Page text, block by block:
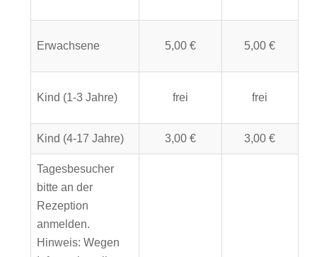
Erwachsene 5,00 € 5,00 €
Kind (1-3 Jahre) frei frei
Kind (4-17 Jahre) 3,00 € 3,00 €
Tagesbesucher
bitte an der
Rezeption
anmelden.
Hinweis: Wegen